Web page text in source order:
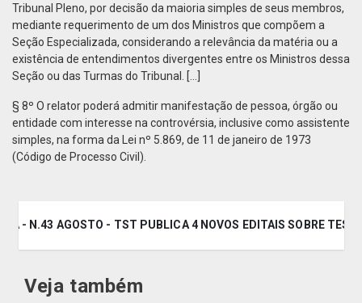
Tribunal Pleno, por decisão da maioria simples de seus membros,
mediante requerimento de um dos Ministros que compõem a
Seção Especializada, considerando a relevância da matéria ou a
existência de entendimentos divergentes entre os Ministros dessa
Seção ou das Turmas do Tribunal. [...]
§ 8º O relator poderá admitir manifestação de pessoa, órgão ou
entidade com interesse na controvérsia, inclusive como assistente
simples, na forma da Lei nº 5.869, de 11 de janeiro de 1973
(Código de Processo Civil).
- N.43 AGOSTO - TST PUBLICA 4 NOVOS EDITAIS SOBRE
Veja também